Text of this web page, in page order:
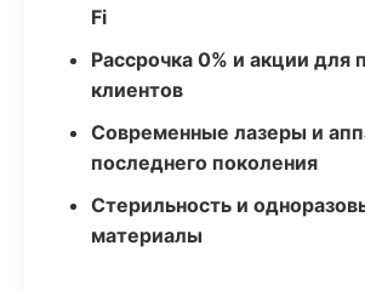
Fi
Рассрочка 0% и акции для
клиентов
Современные лазеры и
последнего поколения
Стерильность и
материалы